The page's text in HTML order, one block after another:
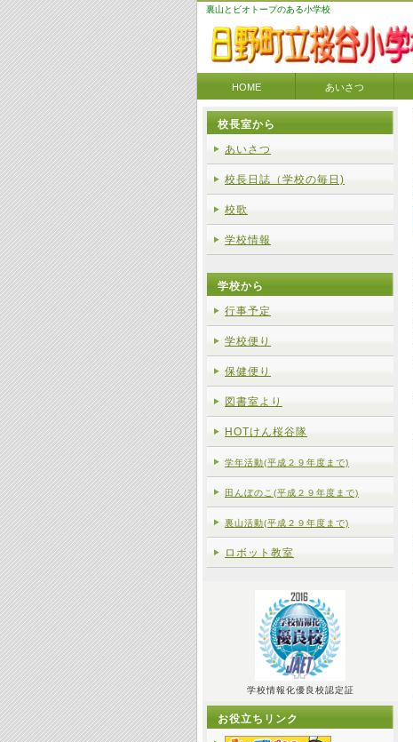
裏山とビオトープのある小学校
HOME あいさつ
校長室から
あいさつ
校長日誌（学校の毎日)
校歌
学校情報
学校から
行事予定
学校便り
保健便り
図書室より
HOTけん桜谷隊
学年活動(平成２９年度まで)
田んぼのこ(平成２９年度まで)
裏山活動(平成２９年度まで)
ロボット教室
学校情報化優良校認定証
お役立ちリンク